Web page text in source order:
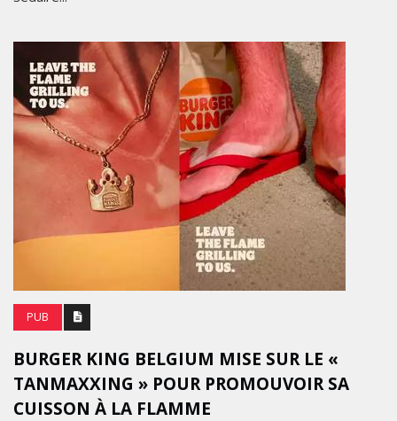
PUB
BURGER KING BELGIUM MISE SUR LE «
TANMAXXING » POUR PROMOUVOIR SA
CUISSON À LA FLAMME